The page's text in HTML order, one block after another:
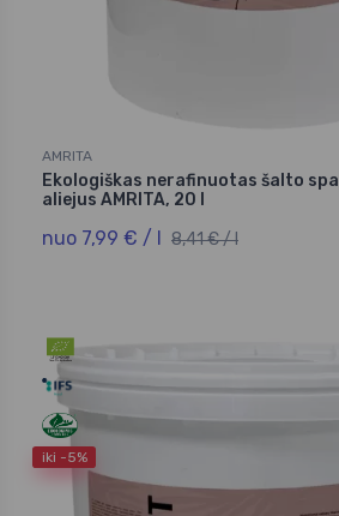
AMRITA
Ekologiškas nerafinuotas šalto
aliejus AMRITA, 20 l
nuo 7,99 € / l 8,41 € / l
iki -5%